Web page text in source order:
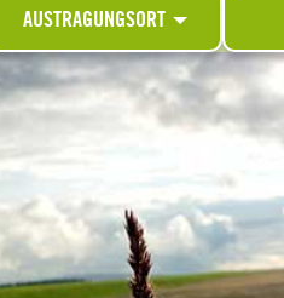
AUSTRAGUNGSORT